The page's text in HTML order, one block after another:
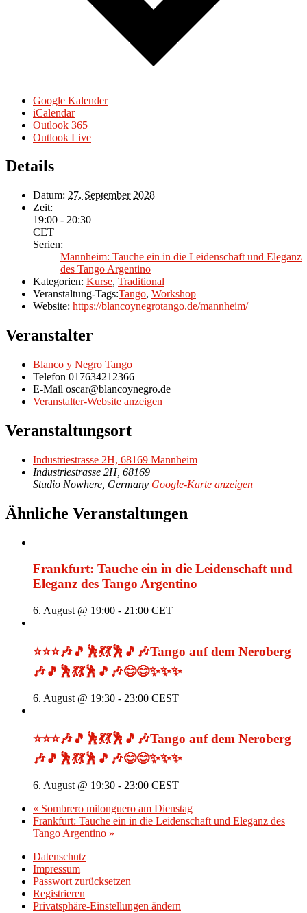
Google Kalender
iCalendar
Outlook 365
Outlook Live
Details
Datum: 27. September 2028
Zeit:
19:00 - 20:30
CET
Serien:
Mannheim: Tauche ein in die Leidenschaft und Eleganz
des Tango Argentino
Kategorien: Kurse, Traditional
Veranstaltung-Tags:Tango, Workshop
Website: https://blancoynegrotango.de/mannheim/
Veranstalter
Blanco y Negro Tango
Telefon 017634212366
E-Mail oscar@blancoynegro.de
Veranstalter-Website anzeigen
Veranstaltungsort
Industriestrasse 2H, 68169 Mannheim
Industriestrasse 2H, 68169
Studio Nowhere Germany Google-Karte anzeigen
Ähnliche Veranstaltungen
Frankfurt: Tauche ein in die Leidenschaft und
Eleganz des Tango Argentino
6. August @ 19:00 - 21:00 CET
⭐⭐⭐🎶🎵🕺💃💃🕺🎵🎶Tango auf dem Neroberg
🎶🎵🕺💃💃🕺🎵🎶😊😊✨✨✨
6. August @ 19:30 - 23:00 CEST
⭐⭐⭐🎶🎵🕺💃💃🕺🎵🎶Tango auf dem Neroberg
🎶🎵🕺💃💃🕺🎵🎶😊😊✨✨✨
6. August @ 19:30 - 23:00 CEST
« Sombrero milonguero am Dienstag
Frankfurt: Tauche ein in die Leidenschaft und Eleganz des
Tango Argentino »
Datenschutz
Impressum
Passwort zurücksetzen
Registrieren
Privatsphäre-Einstellungen ändern